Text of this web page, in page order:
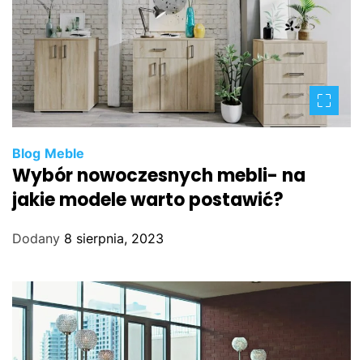
Blog Meble
Wybór nowoczesnych mebli- na
jakie modele warto postawić?
Dodany 8 sierpnia, 2023